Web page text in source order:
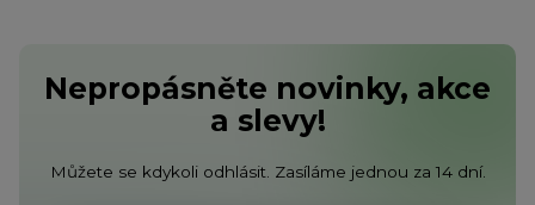
Nepropásněte novinky, akce
a slevy!
Můžete se kdykoli odhlásit. Zasíláme jednou za 14 dní.